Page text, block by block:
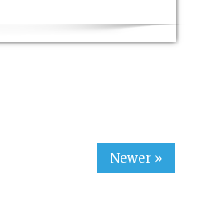
Newer »